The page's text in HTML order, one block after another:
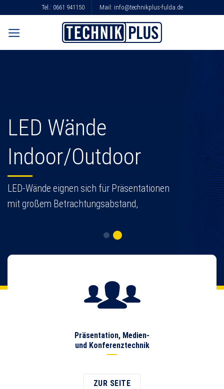
to
content
Tel.: 0661 941150 Mail: info@technikplus-fulda.de
LED Wände
Indoor/Outdoor
LED-Wände eignen sich für Präsentationen
mit großem Betrachtungsabstand,
Präsentation, Medien-
und Konferenztechnik
ZUR SEITE